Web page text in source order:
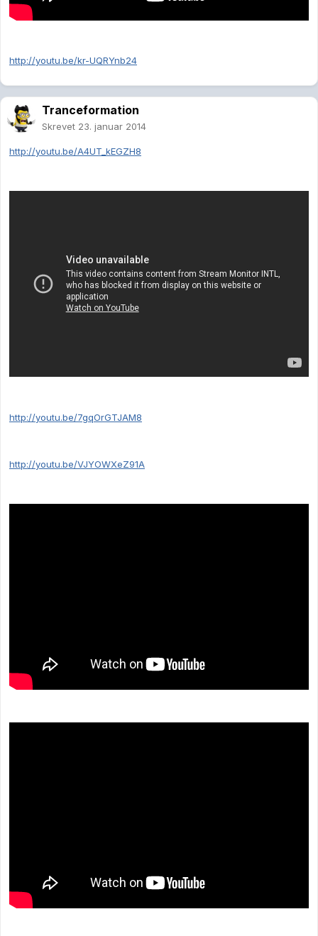
http://youtu.be/kr-UQRYnb24
Tranceformation
Skrevet 23. januar 2014
http://youtu.be/A4UT_kEGZH8
http://youtu.be/7gqOrGTJAM8
http://youtu.be/VJYOWXeZ91A